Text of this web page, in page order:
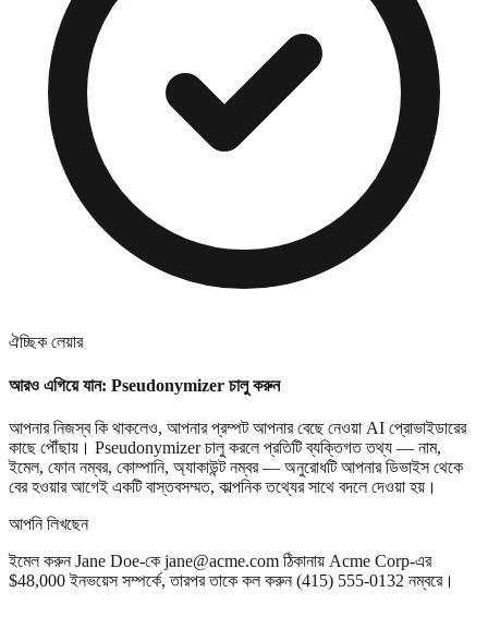
ঐচ্ছিক লেয়ার
আরও এগিয়ে যান: Pseudonymizer চালু করুন
আপনার নিজস্ব কি থাকলেও, আপনার প্রম্পট আপনার বেছে নেওয়া AI প্রোভাইডারের
কাছে পৌঁছায়। Pseudonymizer চালু করলে প্রতিটি ব্যক্তিগত তথ্য — নাম,
ইমেল, ফোন নম্বর, কোম্পানি, অ্যাকাউন্ট নম্বর — অনুরোধটি আপনার ডিভাইস থেকে
বের হওয়ার আগেই একটি বাস্তবসম্মত, কাল্পনিক তথ্যের সাথে বদলে দেওয়া হয়।
আপনি লিখছেন
ইমেল করুনJane Doe-কে jane@acme.com ঠিকানায় Acme Corp-এর
$48,000 ইনভয়েস সম্পর্কে, তারপর তাকে কল করুন(415) 555-0132 নম্বরে।